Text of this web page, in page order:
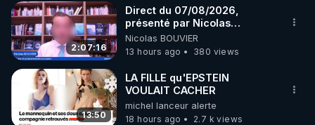
2:07:16
Direct du 07/08/2026,
présenté par Nicolas
BOUVIER
Nicolas BOUVIER
13 hours ago
380 views
13:50
LA FILLE qu'EPSTEIN
VOULAIT CACHER
michel lanceur alerte
18 hours ago
2.7 k views